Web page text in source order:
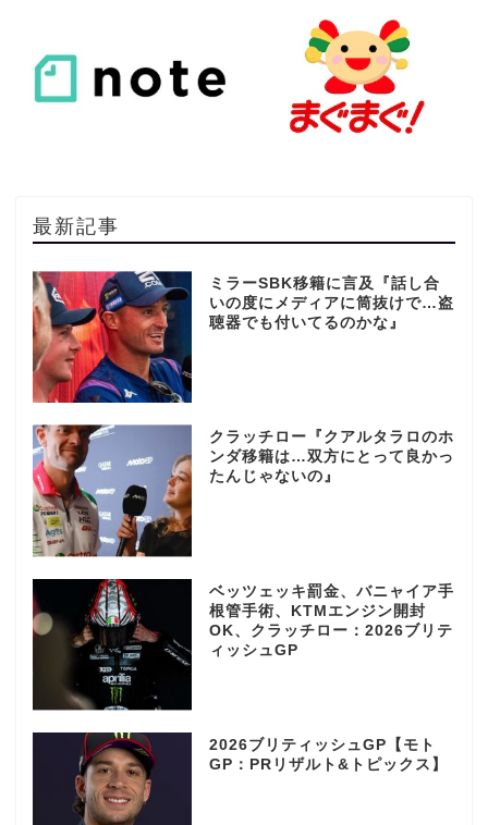
最新記事
ミラーSBK移籍に言及『話し合
いの度にメディアに筒抜けで…盗
聴器でも付いてるのかな』
クラッチロー『クアルタラロのホ
ンダ移籍は…双方にとって良かっ
たんじゃないの』
ベッツェッキ罰金、バニャイア手
根管手術、KTMエンジン開封
OK、クラッチロー：2026ブリテ
ィッシュGP
2026ブリティッシュGP【モト
GP：PRリザルト&トピックス】